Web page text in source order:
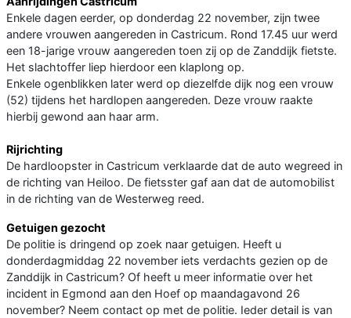
Enkele dagen eerder, op donderdag 22 november, zijn twee
andere vrouwen aangereden in Castricum. Rond 17.45 uur werd
een 18-jarige vrouw aangereden toen zij op de Zanddijk fietste.
Het slachtoffer liep hierdoor een klaplong op.
Enkele ogenblikken later werd op diezelfde dijk nog een vrouw
(52) tijdens het hardlopen aangereden. Deze vrouw raakte
hierbij gewond aan haar arm.
Rijrichting
De hardloopster in Castricum verklaarde dat de auto wegreed in
de richting van Heiloo. De fietsster gaf aan dat de automobilist
in de richting van de Westerweg reed.
Getuigen gezocht
De politie is dringend op zoek naar getuigen. Heeft u
donderdagmiddag 22 november iets verdachts gezien op de
Zanddijk in Castricum? Of heeft u meer informatie over het
incident in Egmond aan den Hoef op maandagavond 26
november? Neem contact op met de politie. Ieder detail is van